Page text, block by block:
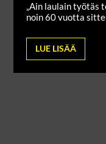
„Ain laulain työtäs
noin 60 vuotta
LUE LISÄÄ